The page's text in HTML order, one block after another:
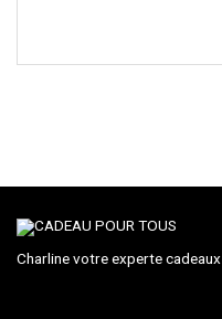
Charline votre experte cadeaux